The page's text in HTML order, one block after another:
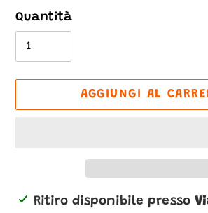
Quantità
AGGIUNGI AL
Inserimento
Ritiro disponibile presso